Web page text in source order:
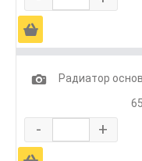
Ä
1
Радиатор
- +